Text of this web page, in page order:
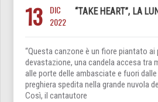
13
DIC
2022
“TAKE HEART”, LA
“Questa canzone è un fiore piantato ai
devastazione, una candela accesa tra
alle porte delle ambasciate e fuori
preghiera spedita nella grande nuvola
Così, il cantautore